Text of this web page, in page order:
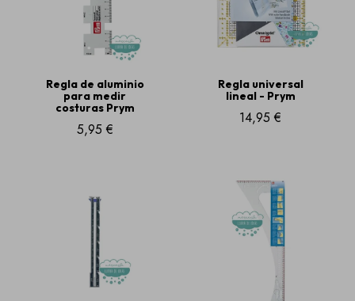
Regla de aluminio
para medir
costuras Prym
5,95 €
Regla universal
lineal - Prym
14,95 €